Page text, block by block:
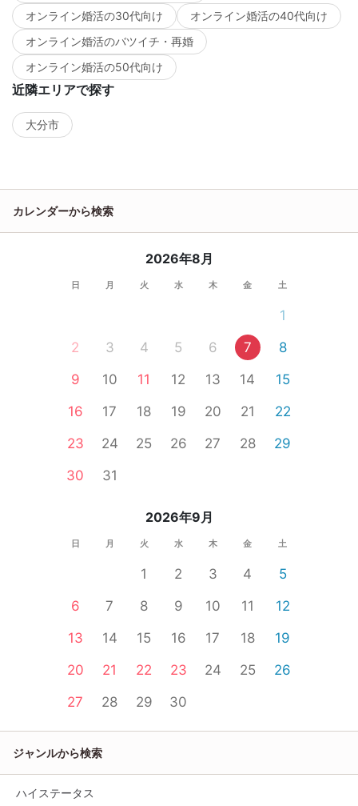
オンライン婚活の30代向け
オンライン婚活の40代向け
オンライン婚活のバツイチ・再婚
オンライン婚活の50代向け
近隣エリアで探す
大分市
カレンダーから検索
2026年8月
日 月 火 水 木 金 土
1
2
3 4 5 6 7
8
9
10 11 12 13 14
15
16
17 18 19 20 21
22
23
24 25 26 27 28
29
30
31
2026年9月
日 月 火 水 木 金 土
1 2 3 4
5
6
7 8 9 10 11
12
13
14 15 16 17 18
19
20
21 22 23 24 25
26
27
28 29 30
ジャンルから検索
ハイステータス